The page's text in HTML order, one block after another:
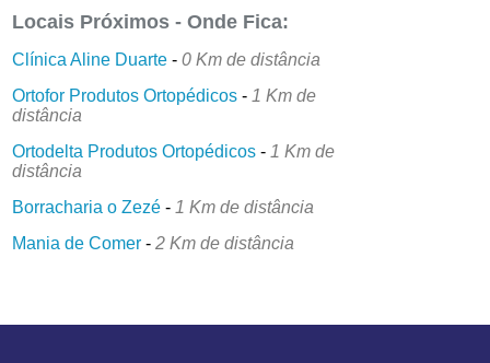
Locais Próximos - Onde Fica:
Clínica Aline Duarte -0 Km de distância
Ortofor Produtos Ortopédicos - 1 Km de
distância
Ortodelta Produtos Ortopédicos - 1 Km de
distância
Borracharia o Zezé - 1 Km de distância
Mania de Comer -2 Km de distância